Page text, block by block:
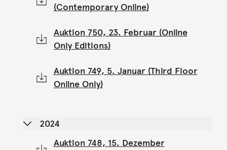
(Contemporary Online)
Auktion 750, 23. Februar (Online
Only Editions)
Auktion 749, 5. Januar (Third Floor
Online Only)
2024
Auktion 748, 15. Dezember